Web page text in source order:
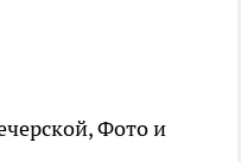
Фото и